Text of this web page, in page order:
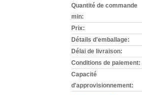
Quantité de commande
min:
Prix:
Détails d'emballage:
Délai de livraison:
Conditions de paiement:
Capacité
d'approvisionnement: